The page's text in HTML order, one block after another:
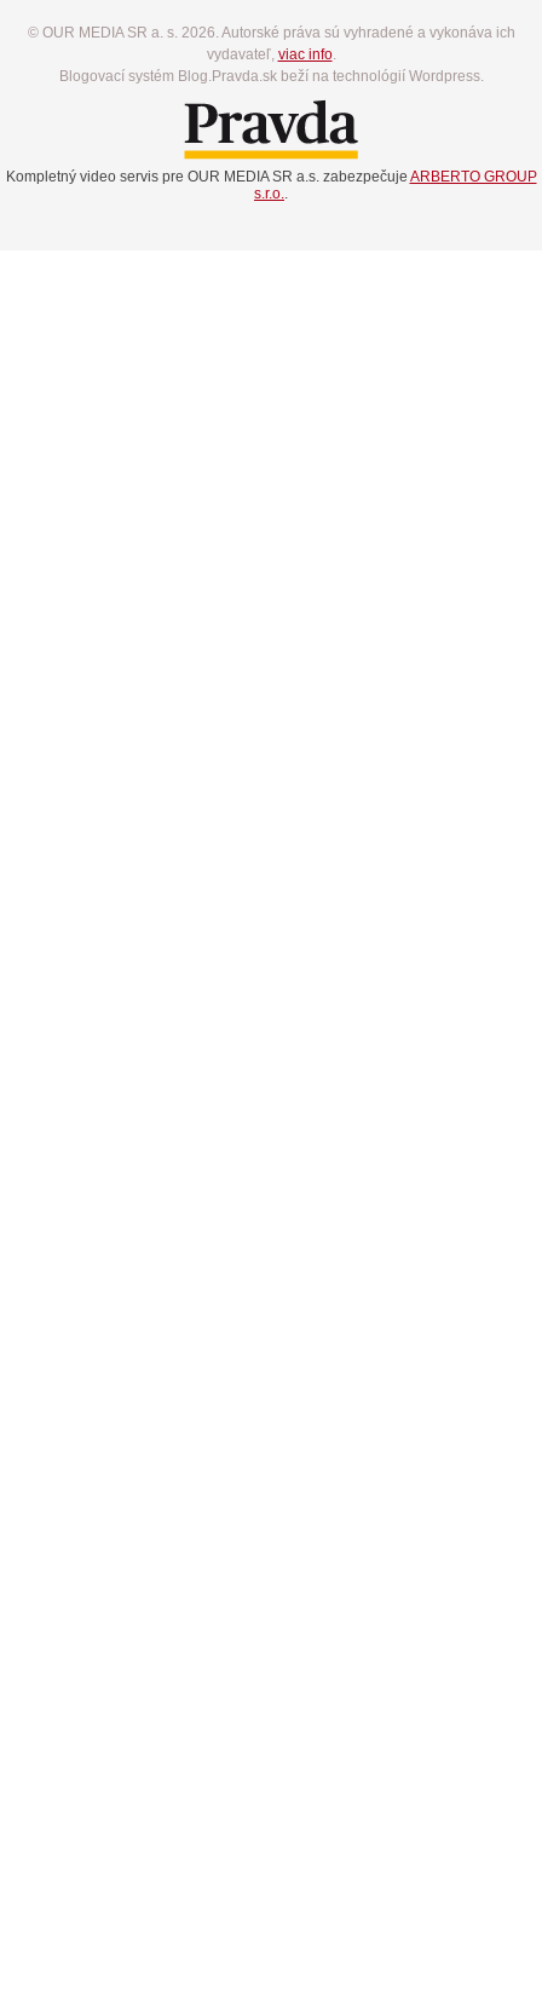
© OUR MEDIA SR a. s. 2026. Autorské práva sú vyhradené a vykonáva ich
vydavateľ, viac info.
Blogovací systém Blog.Pravda.sk beží na technológií Wordpress.
Kompletný video servis pre OUR MEDIA SR a.s. zabezpečuje ARBERTO GROUP
s.r.o.